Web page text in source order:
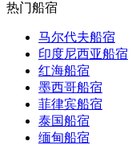
热门船宿
马尔代夫船宿
印度尼西亚船宿
红海船宿
墨西哥船宿
菲律宾船宿
泰国船宿
缅甸船宿